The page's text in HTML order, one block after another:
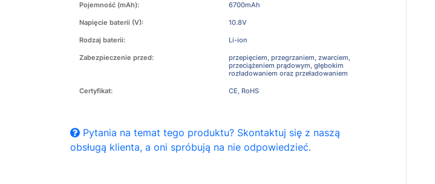
Pojemność (mAh): 6700mAh
Napięcie baterii (V): 10.8V
Rodzaj baterii: Li-ion
Zabezpieczenie przed:
przepięciem, przegrzaniem, zwarciem,
przeciążeniem prądowym, głębokim
rozładowaniem oraz przeładowaniem
Certyfikat: CE, RoHS
Pytania na temat tego produktu? Skontaktuj się z naszą
obsługą klienta, a oni spróbują na nie odpowiedzieć.